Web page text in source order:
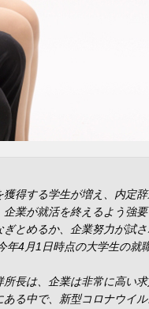
得する学生が増え、内定
業が就活を終えるよう強
とめるか、企業努力が試さ
年4月1日時点の大学生の就
長は、企業は非常に高い
る中で、新型コロナウイ